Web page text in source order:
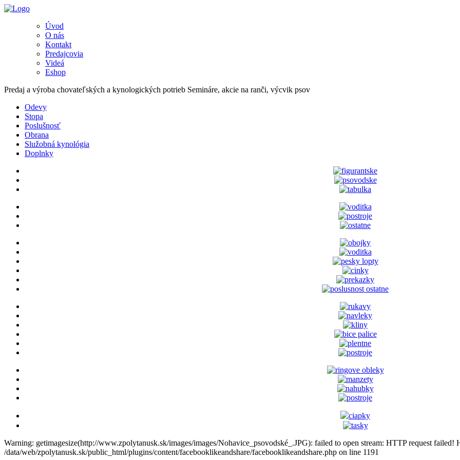
Úvod
O nás
Kontakt
Predajcovia
Videá
Eshop
Predaj a výroba chovateľských a kynologických potrieb Semináre, akcie na ranči, výcvik psov
Odevy
Stopa
Poslušnosť
Obrana
Služobná kynológia
Doplnky
Warning: getimagesize(http://www.zpolytanusk.sk/images/images/Nohavice_psovodské_.JPG): failed to open stream: HTTP request
/data/web/zpolytanusk.sk/public_html/plugins/content/facebooklikeandshare/facebooklikeandshare.php on line 1191